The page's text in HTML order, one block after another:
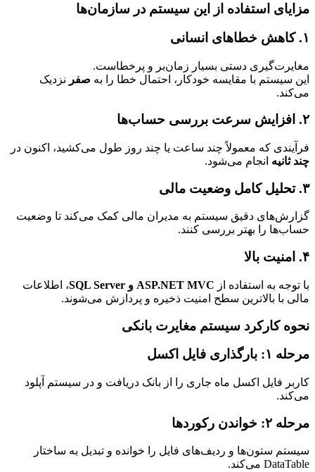
مزایای استفاده از این سیستم در سازمان‌ها
۱. کاهش خطاهای انسانی
مغایرت‌گیری دستی بسیار زمان‌بر و پرخطاست.
این سیستم با مقایسه خودکار، احتمال خطا را به صفر نزدیک
می‌کند.
۲. افزایش سرعت بررسی حساب‌ها
فرآیندی که معمولاً چند ساعت یا چند روز طول می‌کشید، اکنون در
چند ثانیه انجام می‌شود.
۳. تحلیل کامل وضعیت مالی
گزارش‌های دقیق سیستم به مدیران مالی کمک می‌کند تا وضعیت
حساب‌ها را بهتر بررسی کنند.
۴. امنیت بالا
با توجه به استفاده از ASP.NET MVC و SQL Server
، اطلاعات
مالی با بالاترین سطح امنیت ذخیره و پردازش می‌شوند.
نحوه کارکرد سیستم مغایرت بانکی
مرحله ۱: بارگذاری فایل اکسل
کاربر فایل اکسل ماه جاری را از بانک دریافت و در سیستم آپلود
می‌کند.
مرحله ۲: خواندن رکوردها
سیستم ستون‌ها و ردیف‌های فایل را خوانده و تبدیل به ساختار
DataTable می‌کند.